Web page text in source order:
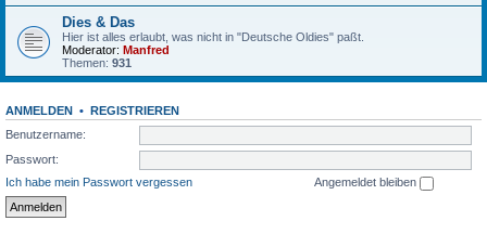
Dies & Das
Hier ist alles erlaubt, was nicht in "Deutsche Oldies" paßt.
Moderator: Manfred
Themen: 931
ANMELDEN • REGISTRIEREN
Benutzername:
Passwort:
Ich habe mein Passwort vergessen
Angemeldet bleiben